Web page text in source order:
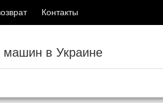
Контакты
машин в Украине